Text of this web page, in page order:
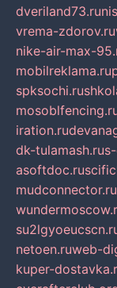
dveriland73.ru
vrema-zdorov.ru
nike-air-max-
mobilreklama.ru
spksochi.ru
iration.ru
dk-tulamash.ru
asoftdoc.ru
mudconnector.ru
netoen.ruweb-
kuper-